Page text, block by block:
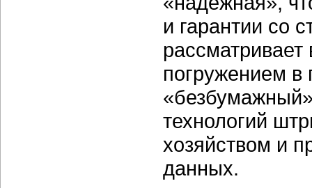
и гарантии со
погружением в
технологий
хозяйством и
данных.